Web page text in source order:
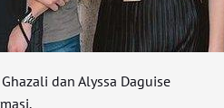
dan Alyssa Daguise